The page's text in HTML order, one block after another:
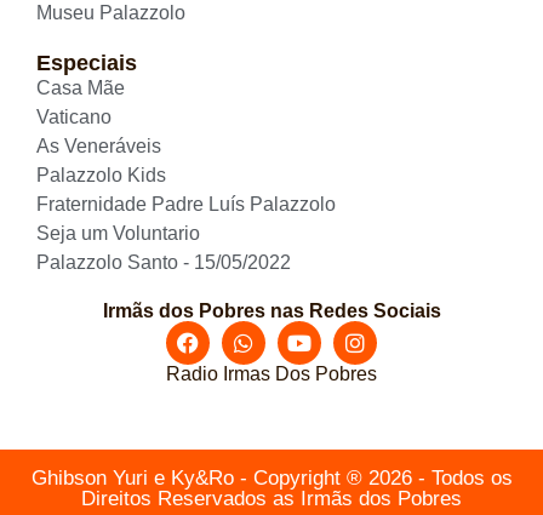
Museu Palazzolo
Especiais
Casa Mãe
Vaticano
As Veneráveis
Palazzolo Kids
Fraternidade Padre Luís Palazzolo
Seja um Voluntario
Palazzolo Santo - 15/05/2022
Irmãs dos Pobres nas Redes Sociais
Radio Irmas Dos Pobres
Ghibson Yuri e Ky&Ro - Copyright ® 2026 - Todos os
Direitos Reservados as Irmãs dos Pobres